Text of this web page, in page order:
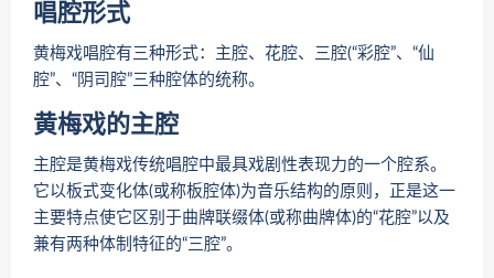
唱腔形式
黄梅戏唱腔有三种形式：主腔、花腔、三腔(“彩腔”、“仙
腔”、“阴司腔”三种腔体的统称。
黄梅戏的主腔
主腔是黄梅戏传统唱腔中最具戏剧性表现力的一个腔系。
它以板式变化体(或称板腔体)为音乐结构的原则，正是这一
主要特点使它区别于曲牌联缀体(或称曲牌体)的“花腔”以及
兼有两种体制特征的“三腔”。